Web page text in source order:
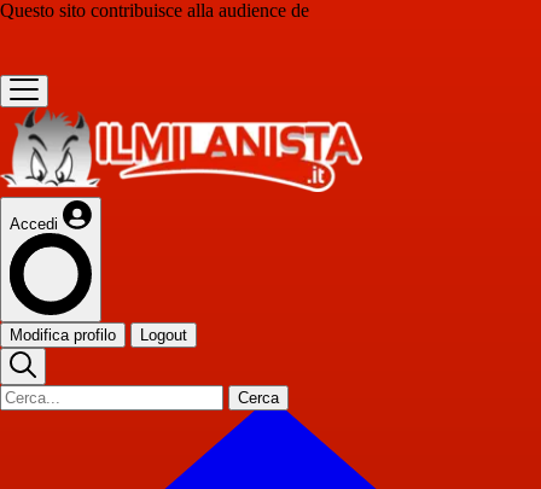
Questo sito contribuisce alla audience de
Accedi
Modifica profilo Logout
Cerca